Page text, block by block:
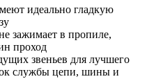
идеально гладкую
зажимает в пропиле,
проход
звеньев для лучшего
службы цепи, шины и